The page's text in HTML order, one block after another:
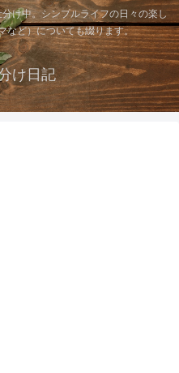
け中。シンプルライフの日々の楽し
など）についても綴ります。
け日記